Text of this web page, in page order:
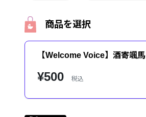
商品を選択
【Welcome Voice】酒寄颯馬
¥500 税込